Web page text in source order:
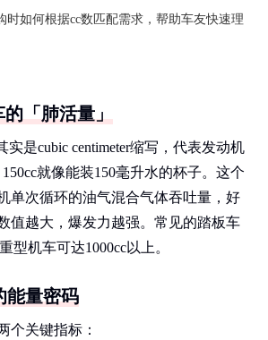
时如何根据cc数匹配需求，帮助车友快速理
「肺活量」
实是cubic centimeter缩写，代表发动机
就像能装150毫升水的杯子。这个
单次循环的油气混合气体吞吐量，好
越大，爆发力越强。常见的踏板车
型机车可达1000cc以上。
能量密码
个关键指标：